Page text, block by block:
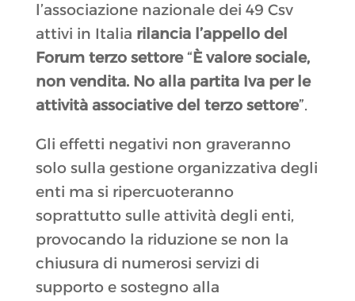
l’associazione nazionale dei 49 Csv
attivi in Italia rilancia l’appello del
Forum terzo settore“È valore sociale,
non vendita. No alla partita Iva per le
attività associative del terzo settore”.
Gli effetti negativi non graveranno
solo sulla gestione organizzativa degli
enti ma si ripercuoteranno
soprattutto sulle attività degli enti,
provocando la riduzione se non la
chiusura di numerosi servizi di
supporto e sostegno alla